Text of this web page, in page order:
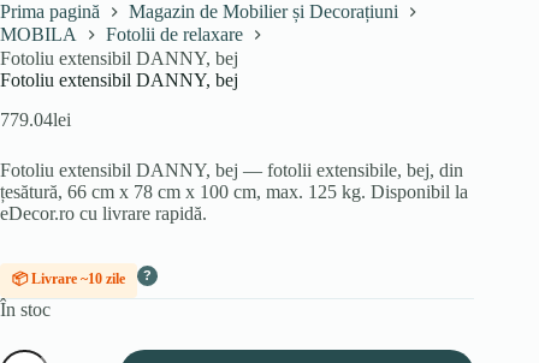
Prima pagină
Magazin de Mobilier și Decorațiuni
MOBILA
Fotolii de relaxare
Fotoliu extensibil DANNY, bej
Fotoliu extensibil DANNY, bej
779.04lei
Fotoliu extensibil DANNY, bej — fotolii extensibile, bej, din
țesătură, 66 cm x 78 cm x 100 cm, max. 125 kg. Disponibil la
eDecor.ro cu livrare rapidă.
📦 Livrare ~10 zile ?
În stoc
Cantitate